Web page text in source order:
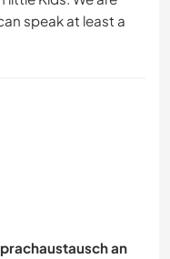
speak at least a
an